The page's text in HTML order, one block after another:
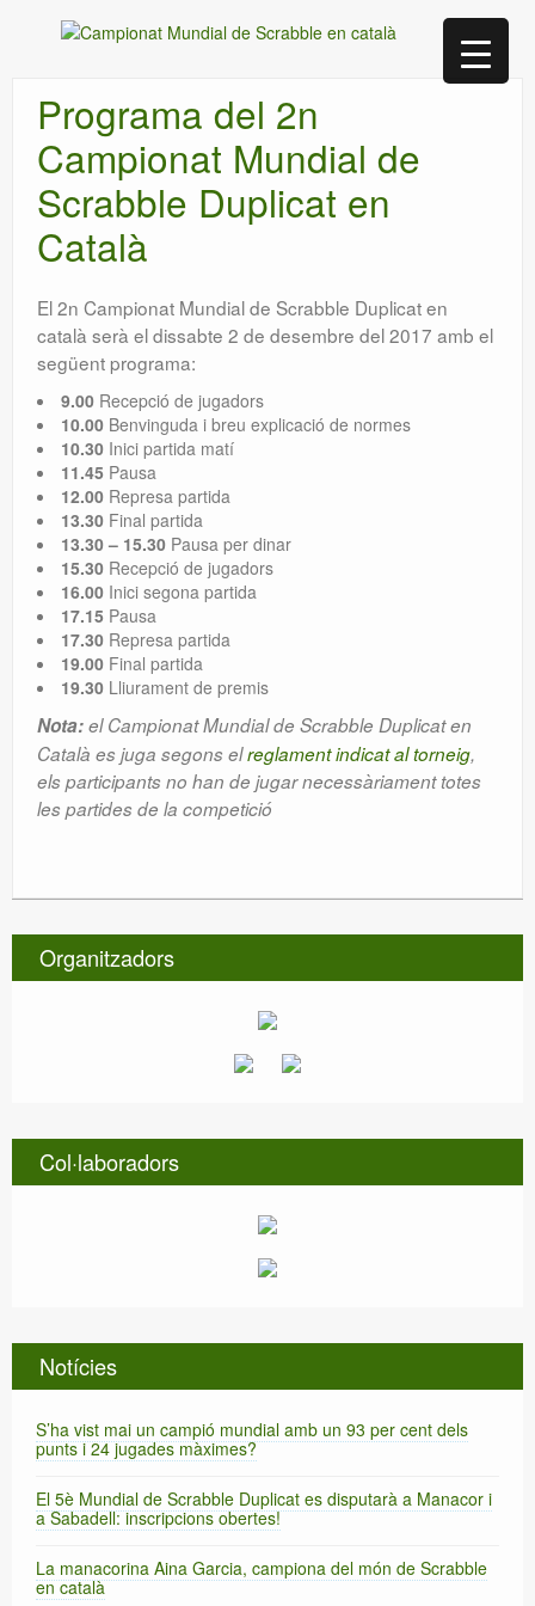
Programa del 2n
Campionat Mundial de
Scrabble Duplicat en
Català
El 2n Campionat Mundial de Scrabble Duplicat en
català serà el dissabte 2 de desembre del 2017 amb el
següent programa:
9.00 Recepció de jugadors
10.00 Benvinguda i breu explicació de normes
10.30 Inici partida matí
11.45 Pausa
12.00 Represa partida
13.30 Final partida
13.30 – 15.30 Pausa per dinar
15.30 Recepció de jugadors
16.00 Inici segona partida
17.15 Pausa
17.30 Represa partida
19.00 Final partida
19.30 Lliurament de premis
Nota:el Campionat Mundial de Scrabble Duplicat en
Català es juga segons elreglament indicat al torneig,
els participants no han de jugar necessàriament totes
les partides de la competició
Organitzadors
Col·laboradors
Notícies
S’ha vist mai un campió mundial amb un 93 per cent dels
punts i 24 jugades màximes?
El 5è Mundial de Scrabble Duplicat es disputarà a Manacor i
a Sabadell: inscripcions obertes!
La manacorina Aina Garcia, campiona del món de Scrabble
en català